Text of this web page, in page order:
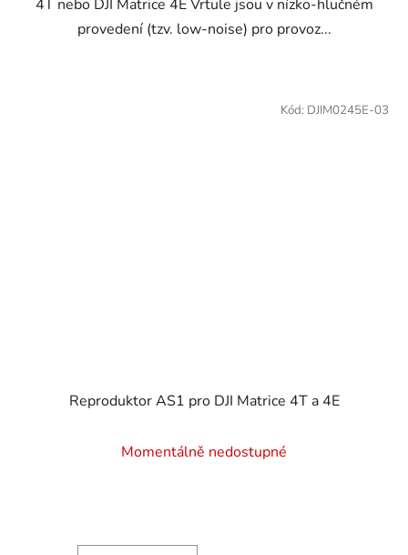
4T nebo DJI Matrice 4E Vrtule jsou v nízko-hlučném
provedení (tzv. low-noise) pro provoz...
Reproduktor AS1 pro DJI Matrice 4T a 4E
Momentálně nedostupné
Kód: DJIM0245E-03